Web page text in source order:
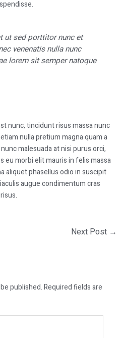
ut sed porttitor nunc et
venenatis nulla nunc
lorem sit semper natoque
nunc, tincidunt risus massa nunc
nulla pretium magna quam a
malesuada at nisi purus orci,
morbi elit mauris in felis massa
aliquet phasellus odio in suscipit
augue condimentum cras
Next Post →
published.Required fields are